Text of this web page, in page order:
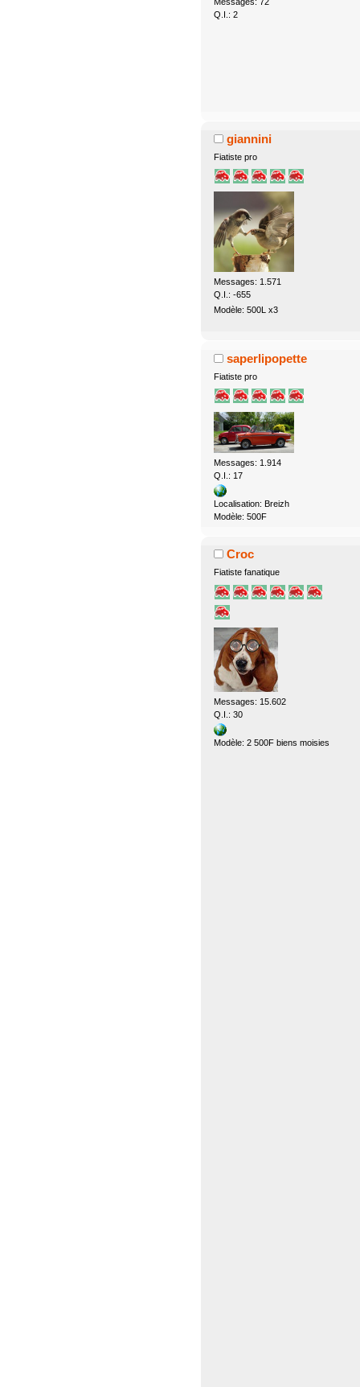
Q.I.: 2
giannini
Fiatiste pro
Messages: 1.571
Q.I.: -655
Modèle: 500L x3
saperlipopette
Fiatiste pro
Messages: 1.914
Q.I.: 17
Localisation: Breizh
Modèle: 500F
Croc
Fiatiste fanatique
Messages: 15.602
Q.I.: 30
Modèle: 2 500F biens moisies